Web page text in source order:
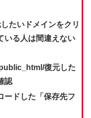
たいドメインをクリ
いる人は間違えない
復元した
認
ードした「保存先フ